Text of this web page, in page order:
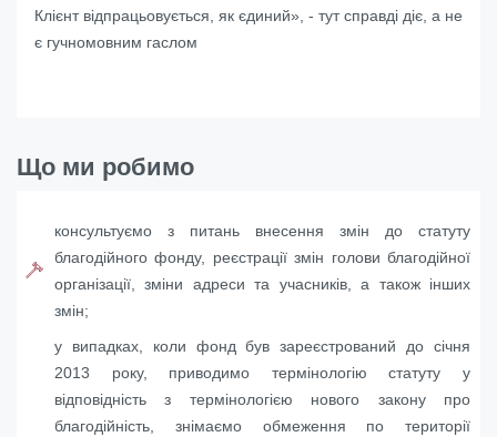
Клієнт відпрацьовується, як єдиний», - тут справді діє, а не
є гучномовним гаслом
Що ми робимо
консультуємо з питань внесення змін до статуту
благодійного фонду, реєстрації змін голови благодійної
організації, зміни адреси та учасників, а також інших
змін;
у випадках, коли фонд був зареєстрований до січня
2013 року, приводимо термінологію статуту у
відповідність з термінологією нового закону про
благодійність, знімаємо обмеження по території